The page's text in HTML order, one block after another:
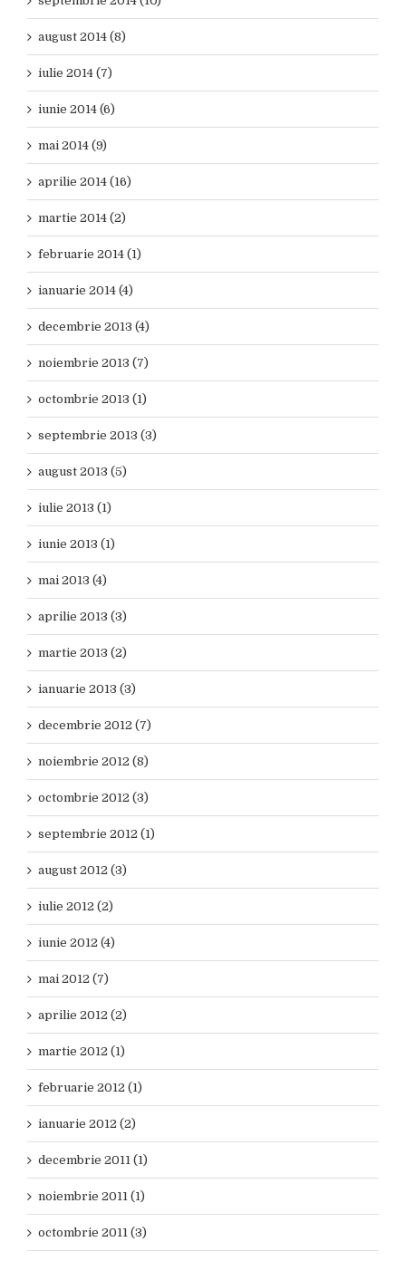
august 2014 (8)
iulie 2014 (7)
iunie 2014 (6)
mai 2014 (9)
aprilie 2014 (16)
martie 2014 (2)
februarie 2014 (1)
ianuarie 2014 (4)
decembrie 2013 (4)
noiembrie 2013 (7)
octombrie 2013 (1)
septembrie 2013 (3)
august 2013 (5)
iulie 2013 (1)
iunie 2013 (1)
mai 2013 (4)
aprilie 2013 (3)
martie 2013 (2)
ianuarie 2013 (3)
decembrie 2012 (7)
noiembrie 2012 (8)
octombrie 2012 (3)
septembrie 2012 (1)
august 2012 (3)
iulie 2012 (2)
iunie 2012 (4)
mai 2012 (7)
aprilie 2012 (2)
martie 2012 (1)
februarie 2012 (1)
ianuarie 2012 (2)
decembrie 2011 (1)
noiembrie 2011 (1)
octombrie 2011 (3)